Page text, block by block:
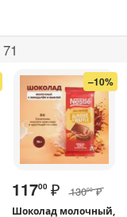
71
–10%
11700 ₽ 13000 ₽
Шоколад молочный,